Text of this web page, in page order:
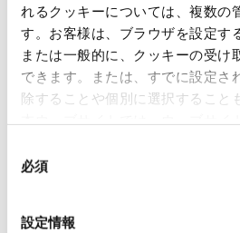
れるクッキーについては、複数の
す。お客様は、ブラウザを設定す
または一般的に、クッキーの受け
できます。または、すでに設定さ
除することや個別に選択すること
いるので、ご注意ください。これ
れられない場合、本ウェブサイ
必須
設定情報
事業紹介
動
使用済み化
レートへリ
化粧品・健康食品メー
「周南 蚤